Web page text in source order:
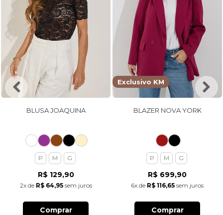
BLUSA JOAQUINA
P M G
R$ 129,90
2xde R$ 64,95sem juros
Comprar
Exclusivo KM
BLAZER NOVA YORK
P M G
R$ 699,90
6x de R$ 116,65 sem juros
Comprar